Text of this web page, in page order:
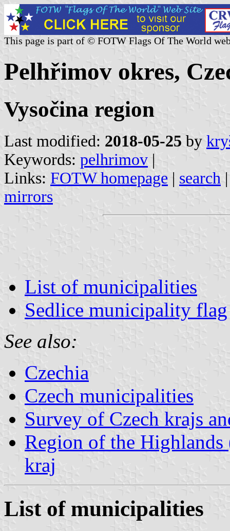
This page is part of © FOTW Flags Of The World
Pelhřimov okres,
Vysočina region
Last modified: 2018-05-25 by
Keywords: pelhrimov |
Links: FOTW homepage | search
mirrors
List of municipalities
Sedlice municipality flag
See also:
Czechia
Czech municipalities
Survey of Czech krajs
Region of the
kraj
List of municipalities